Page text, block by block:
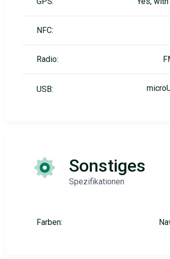
NFC:
Radio:
USB:
Sonstiges
Spezifikationen
Farben: